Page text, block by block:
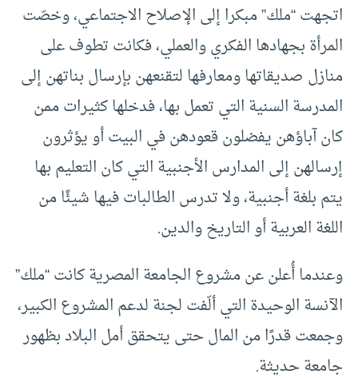
اتجهت “ملك” مبكرا إلى الإصلاح الاجتماعي، وخصّت
المرأة بجهادها الفكري والعملي، فكانت تطوف على
منازل صديقاتها ومعارفها لتقنعهن بإرسال بناتهن إلى
المدرسة السنية التي تعمل بها، فدخلها كثيرات ممن
كان آباؤهن يفضلون قعودهن في البيت أو يؤثرون
إرسالهن إلى المدارس الأجنبية التي كان التعليم بها
يتم بلغة أجنبية، ولا تدرس الطالبات فيها شيئًا من
اللغة العربية أو التاريخ والدين.
وعندما أُعلن عن مشروع الجامعة المصرية كانت “ملك”
الآنسة الوحيدة التي ألّفت لجنة لدعم المشروع الكبير،
وجمعت قدرًا من المال حتى يتحقق أمل البلاد بظهور
جامعة حديثة.